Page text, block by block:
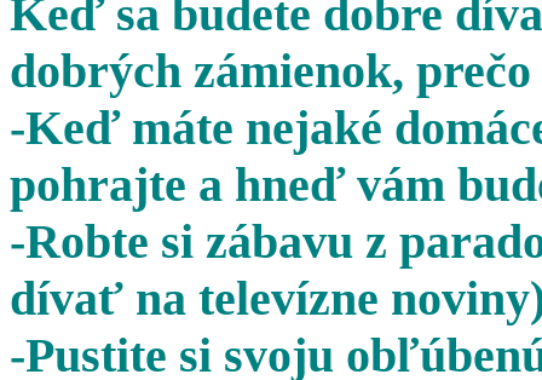
Keď sa budete dobre
dobrých zámienok,
-Keď máte nejaké
pohrajte a hneď vám
-Robte si zábavu z
dívať na televízne
-Pustite si svoju